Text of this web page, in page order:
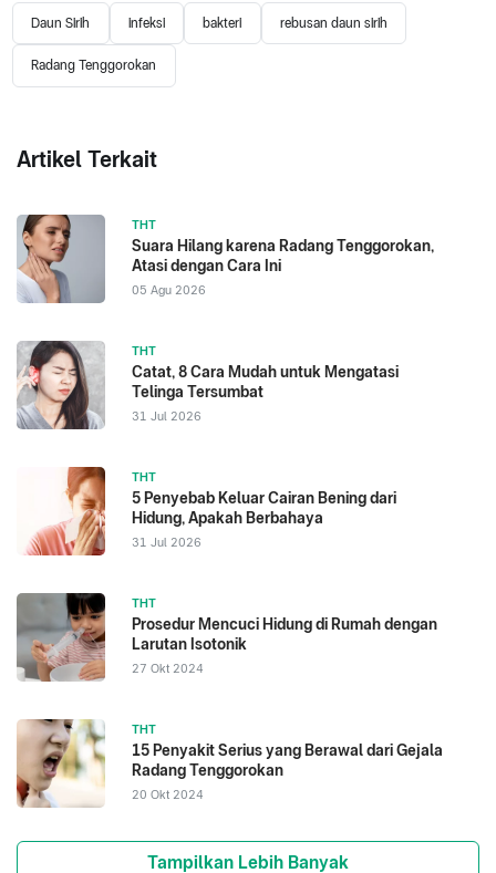
Daun Sirih infeksi bakteri rebusan daun sirih
Radang Tenggorokan
Artikel Terkait
THT
Suara Hilang karena Radang Tenggorokan,
Atasi dengan Cara Ini
05 Agu 2026
THT
Catat, 8 Cara Mudah untuk Mengatasi
Telinga Tersumbat
31 Jul 2026
THT
5 Penyebab Keluar Cairan Bening dari
Hidung, Apakah Berbahaya
31 Jul 2026
THT
Prosedur Mencuci Hidung di Rumah dengan
Larutan Isotonik
27 Okt 2024
THT
15 Penyakit Serius yang Berawal dari Gejala
Radang Tenggorokan
20 Okt 2024
Tampilkan Lebih Banyak